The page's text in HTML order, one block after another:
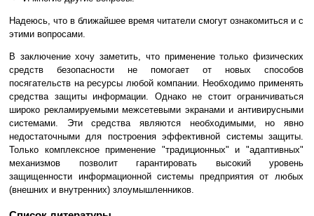
Надеюсь, что в ближайшее время читатели смогут ознакомиться и с
этими вопросами.
В заключение хочу заметить, что применение только физических
средств безопасности не помогает от новых способов
посягательств на ресурсы любой компании. Необходимо применять
средства защиты информации. Однако не стоит ограничиваться
широко рекламируемыми межсетевыми экранами и антивирусными
системами. Эти средства являются необходимыми, но явно
недостаточными для построения эффективной системы защиты.
Только комплексное применение "традиционных" и "адаптивных"
механизмов позволит гарантировать высокий уровень
защищенности информационной системы предприятия от любых
(внешних и внутренних) злоумышленников.